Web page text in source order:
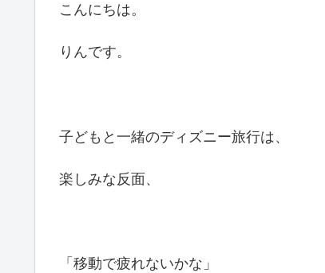
こんにちは。
りんです。
子どもと一緒のディズニー旅行は、
楽しみな反面、
「移動で疲れないかな」